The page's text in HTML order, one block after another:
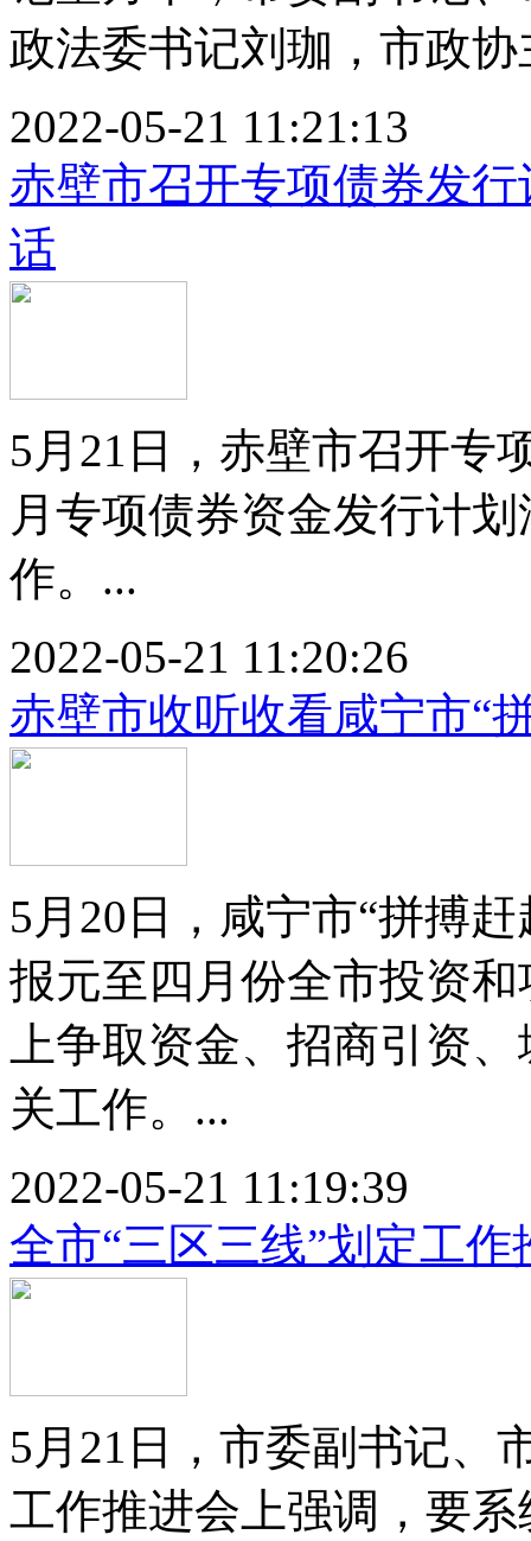
政法委书记刘珈，市政协
2022-05-21 11:21:13
赤壁市召开专项债券发
话
5月21日，赤壁市召开专
月专项债券资金发行计
作。...
2022-05-21 11:20:26
赤壁市收听收看咸宁市“
5月20日，咸宁市“拼搏
报元至四月份全市投资
上争取资金、招商引资
关工作。...
2022-05-21 11:19:39
全市“三区三线”划定工作
5月21日，市委副书记、
工作推进会上强调，要